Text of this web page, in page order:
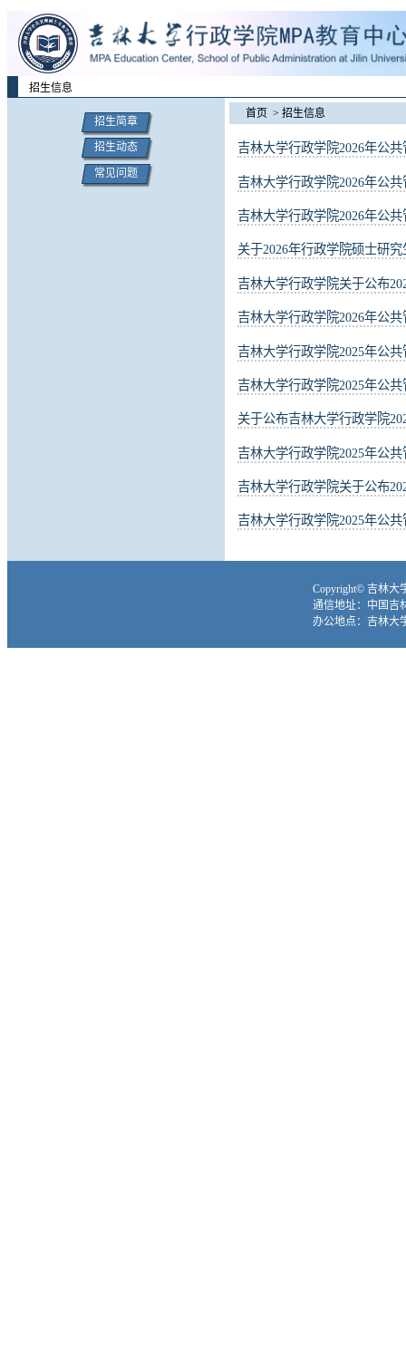
招生信息
招生简章
招生动态
常见问题
首页 > 招生信息
吉林大学行政学院2026年公
吉林大学行政学院2026年公
吉林大学行政学院2026年公
关于2026年行政学院硕士研
吉林大学行政学院关于公布
吉林大学行政学院2026年公
吉林大学行政学院2025年公
吉林大学行政学院2025年公
关于公布吉林大学行政学院
吉林大学行政学院2025年公
吉林大学行政学院关于公布
吉林大学行政学院2025年公
Copyright© 吉林大
通信地址：中国吉
办公地点：吉林大